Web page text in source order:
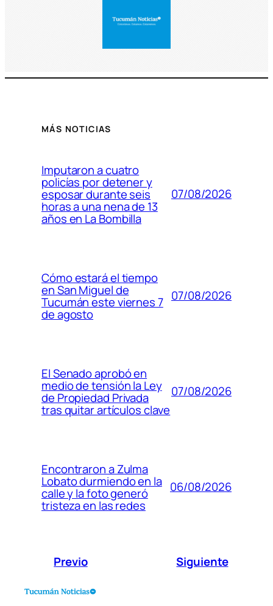
MÁS NOTICIAS
Imputaron a cuatro
policías por detener y
esposar durante seis
horas a una nena de 13
años en La Bombilla
07/08/2026
Cómo estará el tiempo
en San Miguel de
Tucumán este viernes 7
de agosto
07/08/2026
El Senado aprobó en
medio de tensión la Ley
de Propiedad Privada
tras quitar artículos clave
07/08/2026
Encontraron a Zulma
Lobato durmiendo en la
calle y la foto generó
tristeza en las redes
06/08/2026
Previo Siguiente